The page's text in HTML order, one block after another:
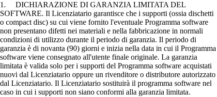
1. DICHIARAZIONE DI GARANZIA LIMITATA DEL
SOFTWARE. Il Licenziatario garantisce che i supporti (ossia dischetti
o compact disc) su cui viene fornito l'eventuale Programma software
non presentano difetti nei materiali e nella fabbricazione in normali
condizioni di utilizzo durante il periodo di garanzia. Il periodo di
garanzia è di novanta (90) giorni e inizia nella data in cui il Programma
software viene consegnato all'utente finale originale. La garanzia
limitata è valida solo per i supporti del Programma software acquistati
nuovi dal Licenziatario oppure un rivenditore o distributore autorizzato
dal Licenziatario. Il Licenziatario sostituirà il programma software nel
caso in cui i supporti non siano conformi alla garanzia limitata.